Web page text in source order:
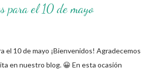
para el 10 de mayo
el 10 de mayo ¡Bienvenidos! Agradecemos
en nuestro blog. 😀 En esta ocasión